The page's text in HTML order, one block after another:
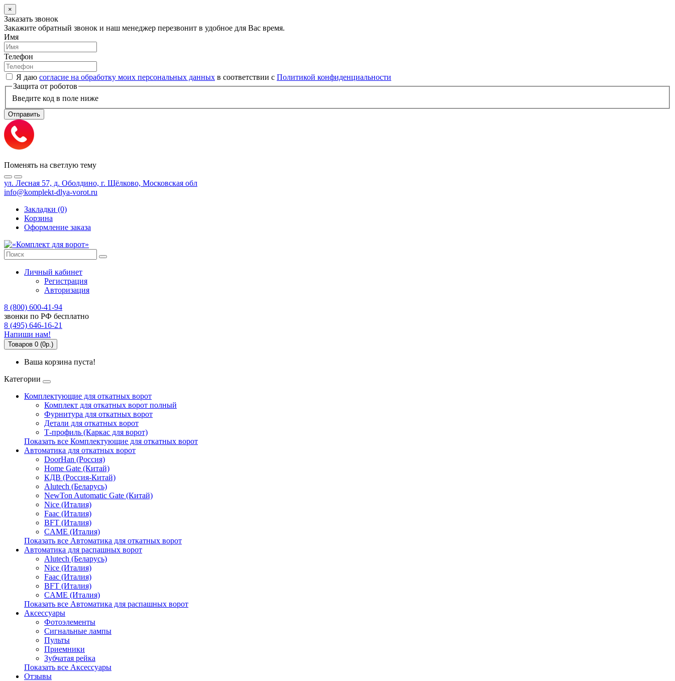
×
Заказать звонок
Закажите обратный звонок и наш менеджер перезвонит в удобное для Вас время.
Имя
Телефон
Я даю согласие на обработку моих персональных данных в соответствии с Политикой конфиденциальности
Защита от роботов
Введите код в поле ниже
Отправить
Поменять на светлую тему
ул. Лесная 57, д. Оболдино, г. Щёлково, Московская обл
info@komplekt-dlya-vorot.ru
Закладки (0)
Корзина
Оформление заказа
Личный кабинет
Регистрация
Авторизация
8 (800) 600-41-94
звонки по РФ бесплатно
8 (495) 646-16-21
Напиши нам!
Товаров 0 (0р.)
Ваша корзина пуста!
Категории
Комплектующие для откатных ворот
Комплект для откатных ворот полный
Фурнитура для откатных ворот
Детали для откатных ворот
Т-профиль (Каркас для ворот)
Показать все Комплектующие для откатных ворот
Автоматика для откатных ворот
DoorHan (Россия)
Home Gate (Китай)
КДВ (Россия-Китай)
Alutech (Беларусь)
NewTon Automatic Gate (Китай)
Nice (Италия)
Faac (Италия)
BFT (Италия)
CAME (Италия)
Показать все Автоматика для откатных ворот
Автоматика для распашных ворот
Alutech (Беларусь)
Nice (Италия)
Faac (Италия)
BFT (Италия)
CAME (Италия)
Показать все Автоматика для распашных ворот
Аксессуары
Фотоэлементы
Сигнальные лампы
Пульты
Приемники
Зубчатая рейка
Показать все Аксессуары
Отзывы